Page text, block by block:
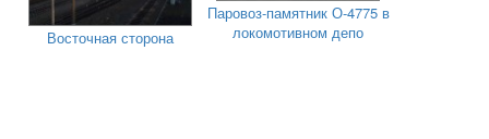
Восточная сторона
Паровоз-памятник О-4775 в
локомотивном депо